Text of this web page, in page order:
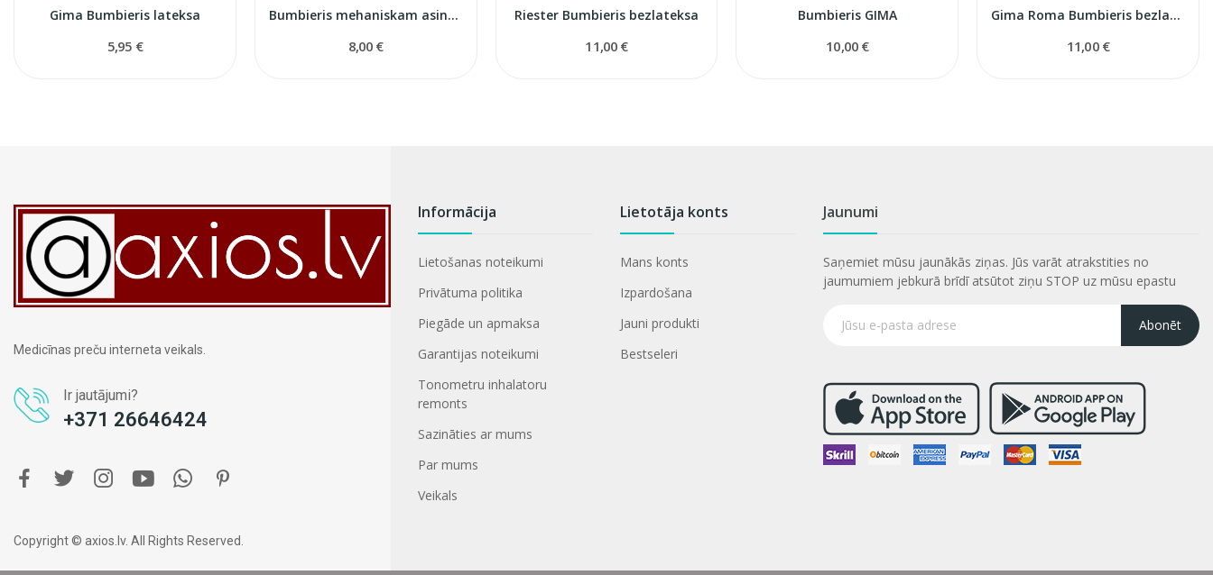
Gima Bumbieris lateksa
5,95 €
Bumbieris mehaniskam asinsspiedeina mērītājam
8,00 €
Riester Bumbieris bezlateksa
11,00 €
Bumbieris GIMA
10,00 €
Gima Roma Bumbieris bezlateksa
11,00 €
Medicīnas preču interneta veikals.
Ir jautājumi?
+371 26646424
Informācija
Lietošanas noteikumi
Privātuma politika
Piegāde un apmaksa
Garantijas noteikumi
Tonometru inhalatoru
remonts
Sazināties ar mums
Par mums
Veikals
Lietotāja konts
Mans konts
Izpardošana
Jauni produkti
Bestseleri
Jaunumi
Saņemiet mūsu jaunākās ziņas. Jūs varāt atrakstities no
jaumumiem jebkurā brīdī atsūtot ziņu STOP uz mūsu epastu
Abonēt
Copyright © axios.lv. All Rights Reserved.